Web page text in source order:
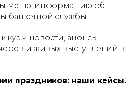
меню, информацию об
банкетной службы.
новости, анонсы
и живых выступлений в
праздников: наши кейсы.